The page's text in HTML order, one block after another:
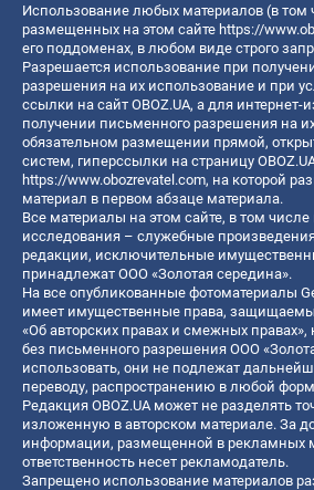
Использование любых материалов (в том
размещенных на этом сайте https://
его поддоменах, в любом виде строго
Разрешается использование при
разрешения на их использование и при
ссылки на сайт OBOZ.UA, а для интернет-
получении письменного разрешения на
обязательном размещении прямой,
систем, гиперссылки на страницу
https://www.obozrevatel.com, на которой
материал в первом абзаце материала.
Все материалы на этом сайте, в том числе
исследования – служебные
редакции, исключительные
принадлежат ООО «Золотая середина».
На все опубликованные фотоматериалы
имеет имущественные права,
«Об авторских правах и смежных правах»,
без письменного разрешения ООО
использовать, они не подлежат
переводу, распространению в любой
Редакция OBOZ.UA может не разделять
изложенную в авторском материале. За
информации, размещенной в рекламных
ответственность несет рекламодатель.
Запрещено использование материалов